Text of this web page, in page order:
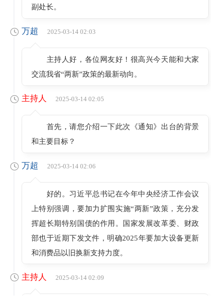
副处长。
万超 2025-03-14 02:03
主持人好，各位网友好！很高兴今天能和大家
交流我省“两新”政策的最新动向。
主持人 2025-03-14 02:05
首先，请您介绍一下此次《通知》出台的背景
和主要目标？
万超 2025-03-14 02:06
好的。习近平总书记在今年中央经济工作会议
上特别强调，要加力扩围实施“两新”政策，充分发
挥超长期特别国债的作用。国家发展改革委、财政
部也于近期下发文件，明确2025年要加大设备更新
和消费品以旧换新支持力度。
主持人 2025-03-14 02:09